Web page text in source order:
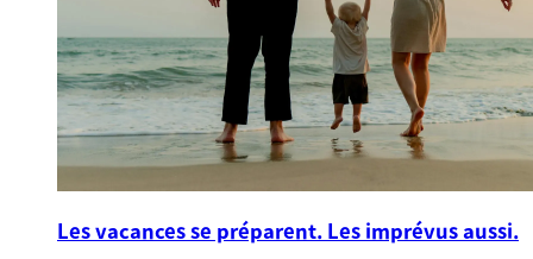
Les vacances se préparent. Les imprévus aussi.